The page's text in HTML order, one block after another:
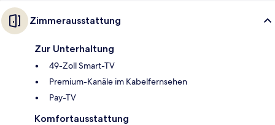
Zimmerausstattung
Zur Unterhaltung
49-Zoll Smart-TV
Premium-Kanäle im Kabelfernsehen
Pay-TV
Komfortausstattung